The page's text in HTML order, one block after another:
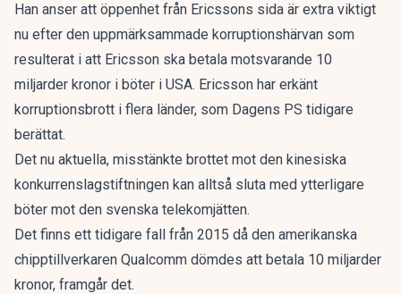
Han anser att öppenhet från Ericssons sida är extra viktigt
nu efter den uppmärksammade korruptionshärvan som
resulterat i att Ericsson ska betala motsvarande 10
miljarder kronor i böter i USA. Ericsson har erkänt
korruptionsbrott i flera länder, som Dagens PS tidigare
berättat.
Det nu aktuella, misstänkte brottet mot den kinesiska
konkurrenslagstiftningen kan alltså sluta med ytterligare
böter mot den svenska telekomjätten.
Det finns ett tidigare fall från 2015 då den amerikanska
chipptillverkaren Qualcomm dömdes att betala 10 miljarder
kronor, framgår det.